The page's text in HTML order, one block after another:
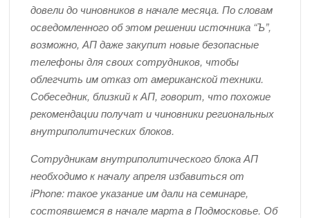
Мы в Fixed.one нашли куда девать невостребованные
айфоны!
Прогрессивные скидки на ремонт айфонов в Fixed.one!
довели до чиновников в начале месяца. По словам
осведомленного об этом решении источника “Ъ”,
возможно, АП даже закупит новые безопасные
телефоны для своих сотрудников, чтобы
облегчить им отказ от американской техники.
Собеседник, близкий к АП, говорит, что похожие
рекомендации получат и чиновники региональных
внутриполитических блоков.
Сотрудникам внутриполитического блока АП
необходимо к началу апреля избавиться от
iPhone: такое указание им дали на семинаре,
состоявшемся в начале марта в Подмосковье. Об